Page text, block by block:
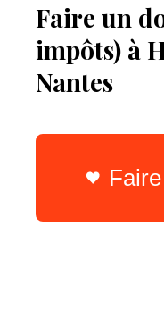
Faire un
impôts) à
Nantes